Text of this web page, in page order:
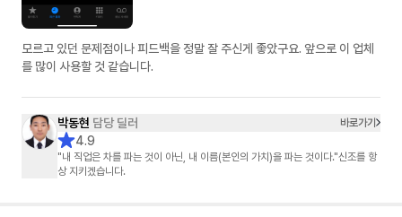
모르고 있던 문제점이나 피드백을 정말 잘 주신게 좋았구요. 앞으로 이 업체
를 많이 사용할 것 같습니다.
박동현 담당 딜러 바로가기
4.9
"내 직업은 차를 파는 것이 아닌, 내 이름(본인의 가치)을 파는 것이다."신조를 항
상 지키겠습니다.